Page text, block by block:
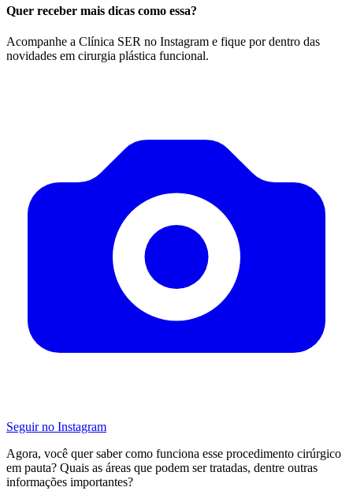
Quer receber mais dicas como essa?
Acompanhe a Clínica SER no Instagram e fique por dentro das
novidades em cirurgia plástica funcional.
Seguir no Instagram
Agora, você quer saber como funciona esse procedimento cirúrgico
em pauta? Quais as áreas que podem ser tratadas, dentre outras
informações importantes?